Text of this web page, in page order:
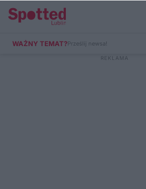
WAŻNY TEMAT?Prześlij newsa!